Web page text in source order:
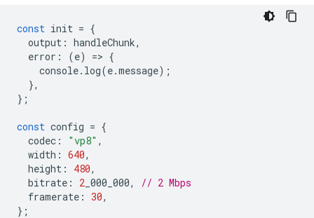
const init = {
output : handleChunk,
error : (e) => {
console. log(e.message);
},
};
const config = {
codec : "vp8" ,
width : 640,
height : 480,
bitrate : 2 _000_000,
// 2 Mbps
framerate : 30,
};